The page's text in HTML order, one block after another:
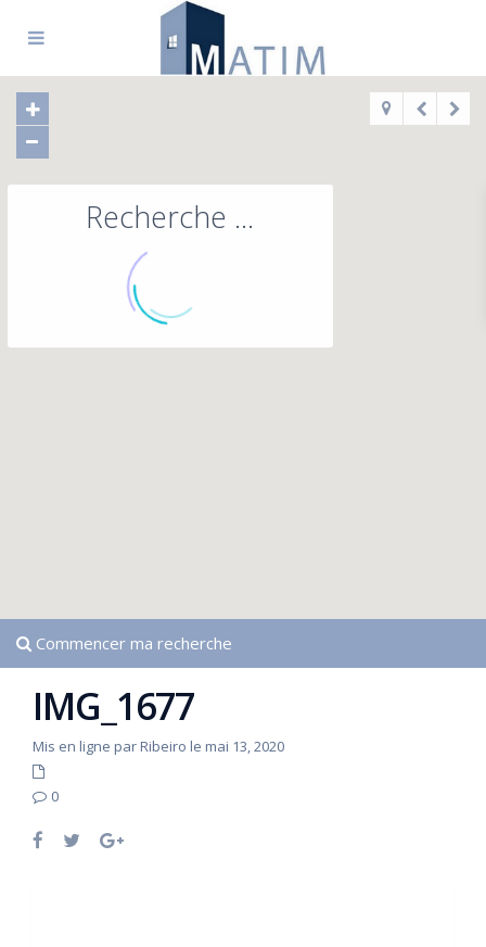
Recherche ...
Commencer ma recherche
IMG_1677
Mis en ligne par Ribeiro le mai 13, 2020
0